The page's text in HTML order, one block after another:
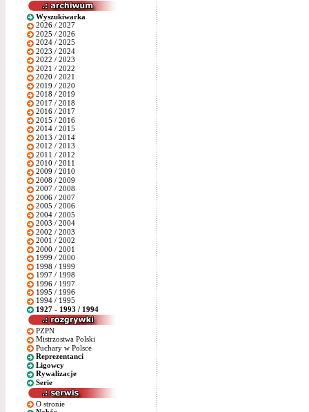
Wyszukiwarka
2026 / 2027
2025 / 2026
2024 / 2025
2023 / 2024
2022 / 2023
2021 / 2022
2020 / 2021
2019 / 2020
2018 / 2019
2017 / 2018
2016 / 2017
2015 / 2016
2014 / 2015
2013 / 2014
2012 / 2013
2011 / 2012
2010 / 2011
2009 / 2010
2008 / 2009
2007 / 2008
2006 / 2007
2005 / 2006
2004 / 2005
2003 / 2004
2002 / 2003
2001 / 2002
2000 / 2001
1999 / 2000
1998 / 1999
1997 / 1998
1996 / 1997
1995 / 1996
1994 / 1995
1927 - 1993 / 1994
PZPN
Mistrzostwa Polski
Puchary w Polsce
Reprezentanci
Ligowcy
Rywalizacje
Serie
O stronie